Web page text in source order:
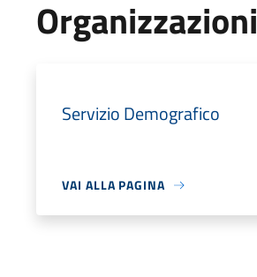
Organizzazioni
Servizio Demografico
VAI ALLA PAGINA